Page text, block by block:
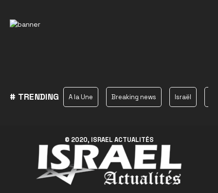
# TRENDING A la Une Breaking news Israël
© 2020, ISRAEL ACTUALITÉS